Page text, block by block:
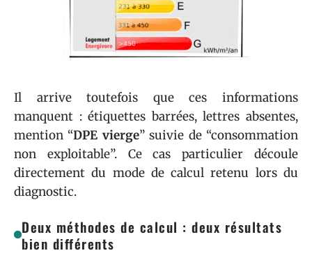
Il arrive toutefois que ces informations
manquent : étiquettes barrées, lettres absentes,
mention “DPE vierge” suivie de “consommation
non exploitable”. Ce cas particulier découle
directement du mode de calcul retenu lors du
diagnostic.
Deux méthodes de calcul : deux résultats
bien différents